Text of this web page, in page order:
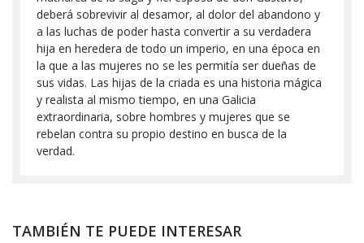
deberá sobrevivir al desamor, al dolor del abandono y
a las luchas de poder hasta convertir a su verdadera
hija en heredera de todo un imperio, en una época en
la que a las mujeres no se les permitía ser dueñas de
sus vidas. Las hijas de la criada es una historia mágica
y realista al mismo tiempo, en una Galicia
extraordinaria, sobre hombres y mujeres que se
rebelan contra su propio destino en busca de la
verdad.
TAMBIÉN TE PUEDE INTERESAR